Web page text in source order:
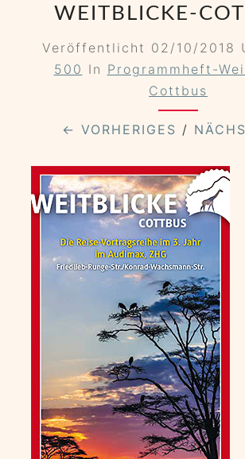
WEITBLICKE-
Veröffentlicht 02/10/2018
500 In Programmheft-
Cottbus
← VORHERIGES /